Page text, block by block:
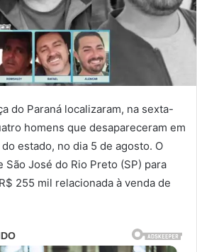
do Paraná localizaram, na sexta-
homens que desapareceram em
estado, no dia 5 de agosto. O
São José do Rio Preto (SP) para
255 mil relacionada à venda de